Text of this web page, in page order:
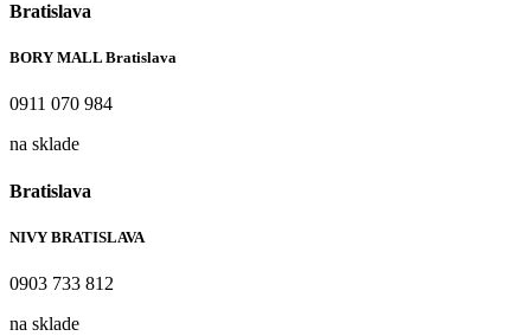
Bratislava
BORY MALL Bratislava
0911 070 984
na sklade
Bratislava
NIVY BRATISLAVA
0903 733 812
na sklade